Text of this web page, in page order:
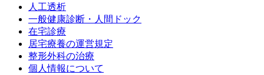
人工透析
一般健康診断・人間ドック
在宅診療
居宅療養の運営規定
整形外科の治療
個人情報について